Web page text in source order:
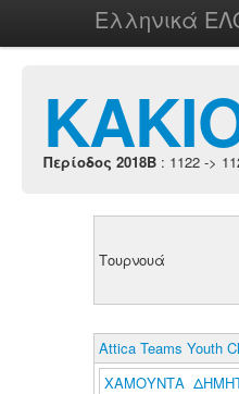
Ελληνικά
Περίοδος 2018B : 1122 ->
Τουρνουά
Attica Teams Youth
ΧΑΜΟΥΝΤΑ